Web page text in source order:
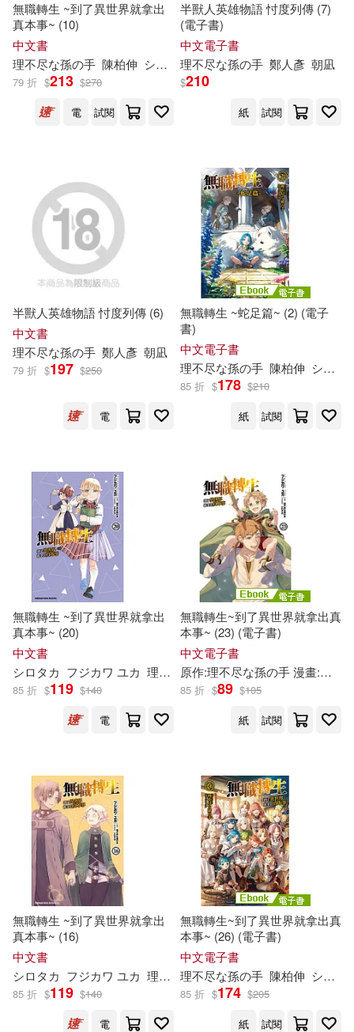
無職轉生 ~到了異世界就拿出
真本事~ (10)
中文書
理不尽な孫の手 陳柏伸 シロタカ
79 折 $213 $270
電
試閱
半獸人英雄物語 忖度列傳 (7)
(電子書)
中文電子書
理不尽な孫の手 鄭人彥 朝凪
$210
紙 試閱
半獸人英雄物語 忖度列傳 (6)
中文書
理不尽な孫の手 鄭人彥 朝凪
79 折 $197 $250
電
無職轉生 ~蛇足篇~ (2) (電子
書)
中文電子書
理不尽な孫の手 陳柏伸 シロタカ
85 折 $178 $210
紙
試閱
無職轉生 ~到了異世界就拿出
真本事~ (20)
中文書
シロタカ フジカワ ユカ 理不尽な孫の手 小天野
85 折 $119 $140
電
無職轉生~到了異世界就拿出真
本事~ (23) (電子書)
中文電子書
原作:理不尽な孫の手漫畫:フジカワ ユカ 角色原案:シロタカ
85 折 $89 $105
紙
試閱
無職轉生 ~到了異世界就拿出
真本事~ (16)
中文書
シロタカ フジカワ ユカ 理不尽な孫の手 小天野
85 折 $119 $140
電
無職轉生~到了異世界就拿出真
本事~ (26) (電子書)
中文電子書
理不尽な孫の手 陳柏伸 シロタカ
85 折 $174 $205
紙
試閱